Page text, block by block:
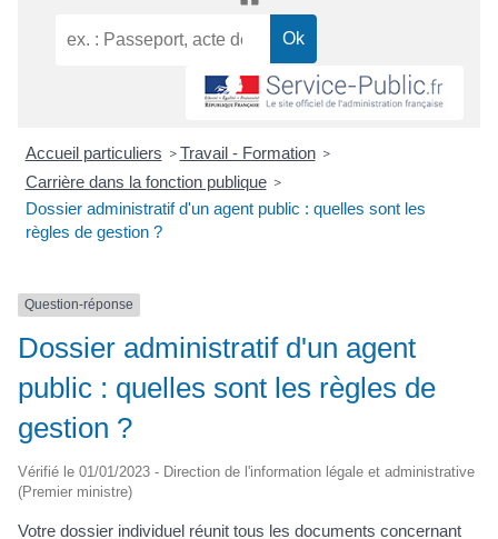
Accueil particuliers > Travail - Formation >
Carrière dans la fonction publique >
Dossier administratif d'un agent public : quelles sont les
règles de gestion ?
Question-réponse
Dossier administratif d'un agent
public : quelles sont les règles de
gestion ?
Vérifié le 01/01/2023 - Direction de l'information légale et administrative
(Premier ministre)
Votre dossier individuel réunit tous les documents concernant